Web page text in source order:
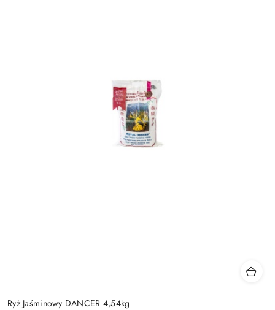
Ryż Jaśminowy DANCER 4,54kg